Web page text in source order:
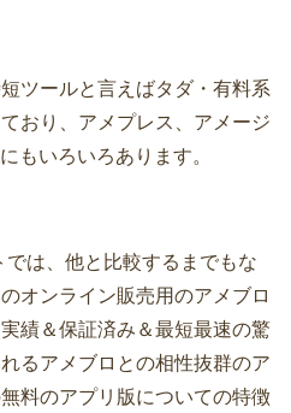
ツールと言えばタダ・有料系
おり、アメプレス、アメージ
もいろいろあります。
は、他と比較するまでもな
オンライン販売用のアメブロ
績＆保証済み＆最短最速の驚
るアメブロとの相性抜群のア
料のアプリ版についての特徴